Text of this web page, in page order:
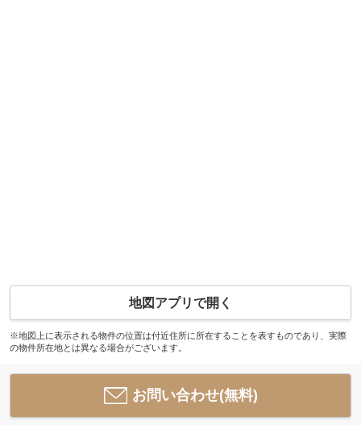
地図アプリで開く
※地図上に表示される物件の位置は付近住所に所在することを表すものであり、実際
の物件所在地とは異なる場合がございます。
お問い合わせ(無料)